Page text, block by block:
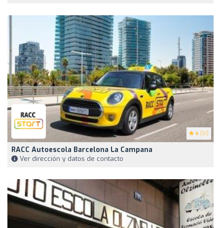
4 (31)
RACC Autoescola Barcelona La Campana
Ver dirección y datos de contacto